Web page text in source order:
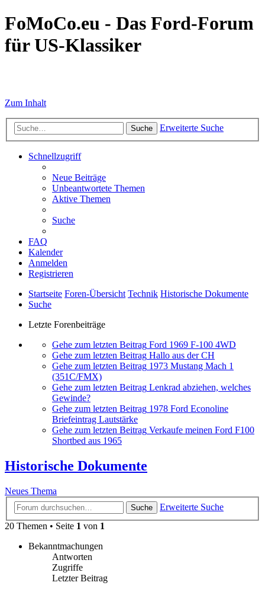
FoMoCo.eu - Das Ford-Forum
für US-Klassiker
Zum Inhalt
Suche Erweiterte Suche
Schnellzugriff
Neue Beiträge
Unbeantwortete Themen
Aktive Themen
Suche
FAQ
Kalender
Anmelden
Registrieren
Startseite Foren-Übersicht Technik Historische Dokumente
Suche
Letzte Forenbeiträge
Gehe zum letzten Beitrag Ford 1969 F-100 4WD
Gehe zum letzten Beitrag Hallo aus der CH
Gehe zum letzten Beitrag 1973 Mustang Mach 1
(351C/FMX)
Gehe zum letzten Beitrag Lenkrad abziehen, welches
Gewinde?
Gehe zum letzten Beitrag 1978 Ford Econoline
Briefeintrag Lautstärke
Gehe zum letzten Beitrag Verkaufe meinen Ford F100
Shortbed aus 1965
Historische Dokumente
Neues Thema
Suche
Erweiterte Suche
20 Themen • Seite 1 von 1
Bekanntmachungen
Antworten
Zugriffe
Letzter Beitrag